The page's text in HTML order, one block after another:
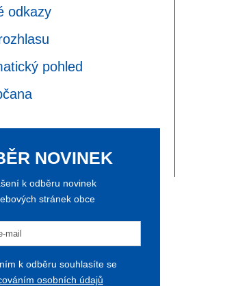
odkazy
pohled
NOVINEK
k odběru novinek
stránek obce
k odběru souhlasíte se
osobních údajů